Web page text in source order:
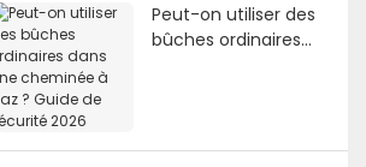
Peut-on utiliser des
bûches ordinaires